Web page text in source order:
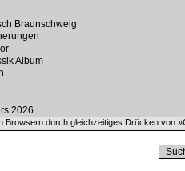
Browsern durch gleichzeitiges Drücken von